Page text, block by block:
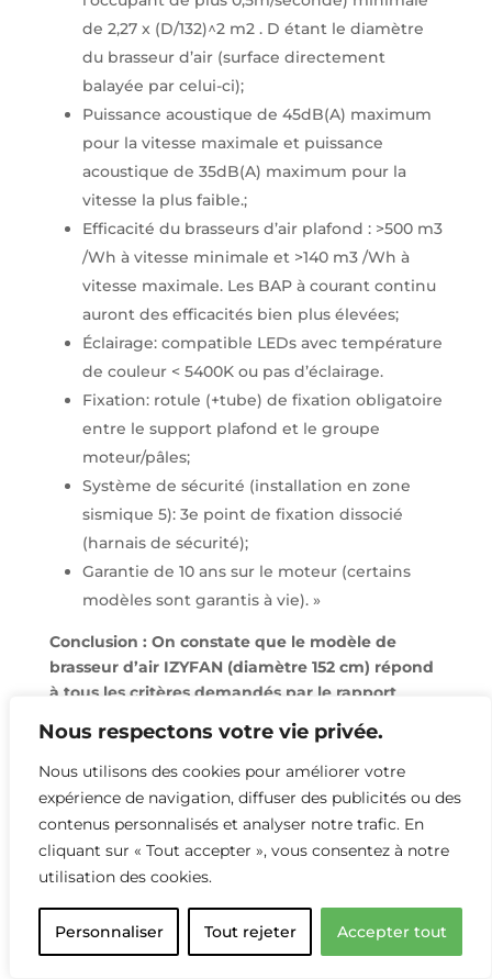
Nous respectons votre vie privée.
Nous utilisons des cookies pour améliorer votre
expérience de navigation, diffuser des publicités ou des
contenus personnalisés et analyser notre trafic. En
cliquant sur « Tout accepter », vous consentez à notre
utilisation des cookies.
Personnaliser Tout rejeter Accepter tout
de 2,27 x (D/132)^2 m2 . D étant le diamètre
du brasseur d’air (surface directement
balayée par celui-ci);
Puissance acoustique de 45dB(A) maximum
pour la vitesse maximale et puissance
acoustique de 35dB(A) maximum pour la
vitesse la plus faible.;
Efficacité du brasseurs d’air plafond : >500 m3
/Wh à vitesse minimale et >140 m3 /Wh à
vitesse maximale. Les BAP à courant continu
auront des efficacités bien plus élevées;
Éclairage: compatible LEDs avec température
de couleur < 5400K ou pas d’éclairage.
Fixation: rotule (+tube) de fixation obligatoire
entre le support plafond et le groupe
moteur/pâles;
Système de sécurité (installation en zone
sismique 5): 3e point de fixation dissocié
(harnais de sécurité);
Garantie de 10 ans sur le moteur (certains
modèles sont garantis à vie). »
Conclusion : On constate que le modèle de
brasseur d’air IZYFAN (diamètre 152 cm) répond
à tous les critères demandés par le rapport
Pour les surfaces avec une faible hauteur de
plafond (2m50), les brasseurs d’air affleurants
SAMARAT (diamètre 132 cm) répondent
également aux exigences mises en avant dans
le rapport BRISE.
Nous avons également rédigé un guide gratuit
et téléchargeable sur le dimensionnement et le
calepinage des brasseurs d’air que vous pourrez
retrouvez ici :